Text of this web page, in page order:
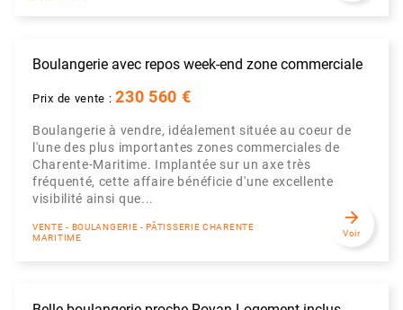
Boulangerie avec repos week-end zone commerciale
Prix de vente :230 560 €
Boulangerie à vendre, idéalement située au coeur de
l'une des plus importantes zones commerciales de
Charente-Maritime. Implantée sur un axe très
fréquenté, cette affaire bénéficie d'une excellente
visibilité ainsi que...
VENTE - BOULANGERIE - PÂTISSERIE CHARENTE
MARITIME
arrow_forward
Voir